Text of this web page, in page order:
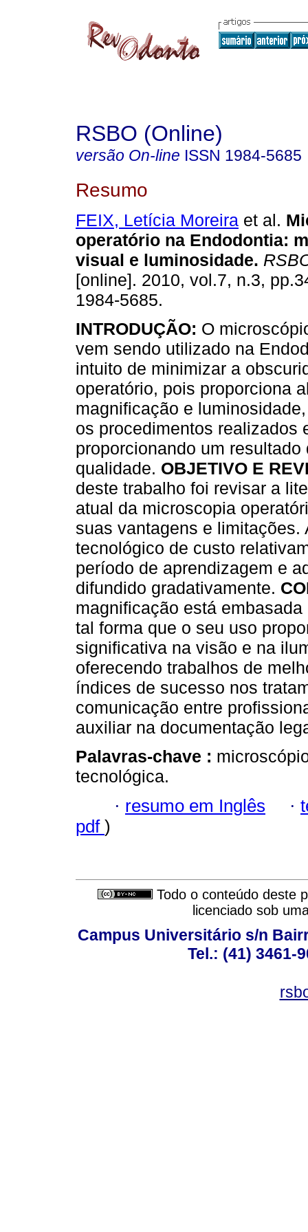
RSBO (Online)
versão On-line ISSN 1984-5685
Resumo
FEIX, Letícia Moreira et al.
operatório na Endodontia:
visual e luminosidade.
[online]. 2010, vol.7, n.3,
1984-5685.
INTRODUÇÃO: O
vem sendo utilizado na
intuito de minimizar a
operatório, pois proporciona
magnificação e
os procedimentos realizados
proporcionando um resultado
qualidade. OBJETIVO E
deste trabalho foi revisar a
atual da microscopia
suas vantagens e
tecnológico de custo
período de aprendizagem e
difundido gradativamente.
magnificação está
tal forma que o seu uso
significativa na visão e na
oferecendo trabalhos de
índices de sucesso nos
comunicação entre
auxiliar na documentação
Palavras-chave :
tecnológica.
· resumo em Inglês ·
pdf )
Todo o conteúdo deste
licenciado sob
Campus Universitário s/n
Tel.: (41) 3461-